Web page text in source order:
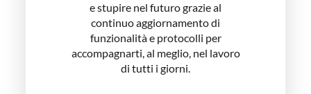
e stupire nel futuro grazie al
continuo aggiornamento di
funzionalità e protocolli per
accompagnarti, al meglio, nel lavoro
di tutti i giorni.